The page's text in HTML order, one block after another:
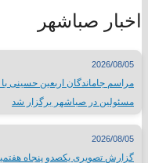
اخبار صباشهر
2026/08/05
مراسم جاماندگان اربعین حسینی
مسئولین در صباشهر برگزار شد
2026/08/05
گزارش تصویری یکصدو پنجاه
سایتهای فرهنگی کشور
مطبوعات کشور
شبکه های صدا و سیما
لینک های محلی